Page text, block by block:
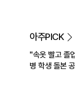
아주PICK
"속옷 빨고 졸
병 학생 돌본